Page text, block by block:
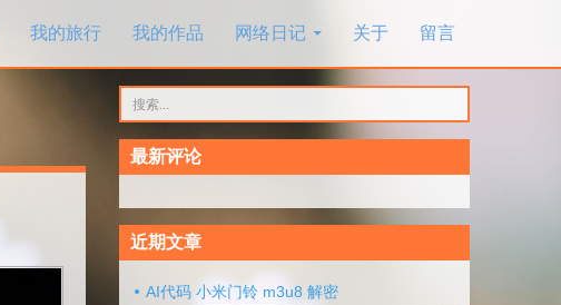
我的旅行 我的作品 网络日记 关于 留言
索：
最新评论
近期文章
AI代码 小米门铃 m3u8 解密